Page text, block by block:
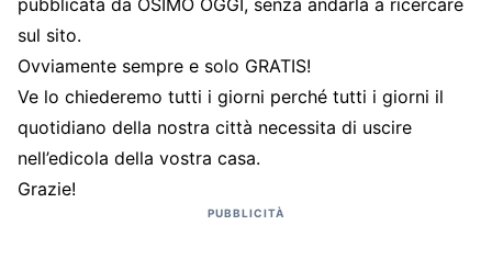
pubblicata da OSIMO OGGI, senza andarla a ricercare
sul sito.
Ovviamente sempre e solo GRATIS!
Ve lo chiederemo tutti i giorni perché tutti i giorni il
quotidiano della nostra città necessita di uscire
nell’edicola della vostra casa.
Grazie!
PUBBLICITÀ